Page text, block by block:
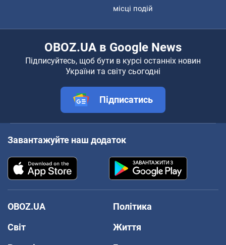
місці подій
OBOZ.UA в Google News
Підписуйтесь, щоб бути в курсі останніх новин
України та світу сьогодні
Підписатись
Завантажуйте наш додаток
OBOZ.UA
Політика
Світ
Життя